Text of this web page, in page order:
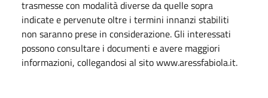
trasmesse con modalità diverse da quelle sopra
indicate e pervenute oltre i termini innanzi stabiliti
non saranno prese in considerazione. Gli interessati
possono consultare i documenti e avere maggiori
informazioni, collegandosi al sitowww.aressfabiola.it.